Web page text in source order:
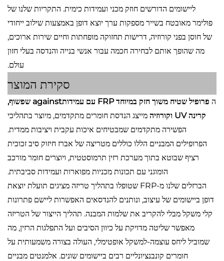
ליישומים הדורשים חוזק מכני ועמידות כימית. התקריות שלנו של
פולימר מאובטח בשייר מספקות ערך יוצא דופן באמצעות שילוב ייחודי
של חוסן בפני קורוזיה, דרישות תחזוקה מופחתות וחיים שירות ארוכים,
מה שהופך אותם לבחירה חכמה עבור אנשי בנייה והנדסה בעלי חזון
עולם.
סקירת המוצר
ה
פרופיל שטיח משוך חזק במיוחד FRP עם עמידותagainst שפשוף,
קרינה UV וקורוזיה
מייצג הנדסת חומרים מתקדמים, מיוצר בתהליכי
הפשירה מתקדמים שמבטיחים איכות עקבית ויציבות ממדית.
הפרופילים המבניים הללו כוללים מטריצה ​​של אברז חיזוק סיב זכוכית
רציף שבוטא בתוך מערכת רזין תרמוסטטית, ויוצרים חומר מורכב
הומוגני עם תכונות מכניות מפוארות ועמידות סביבתית.
הברזלים שלנו מ-FRP שטופלו בתהליך טריזה מציגים תועלת יוצאת
דופן ביישומים של עיצוב, ונותנים להנדסאים האפשרות ליישם פתרונות
קלי משקל מבלי להקריב את שלמות המבנה. תהליך הייצור של הטריזה
מאפשר שליטה מדויקת על כיוון הסיבים ועל התפלגות הרזין, מה
שמוביל ליחס עוצמה-למשקל אופטימלי, העולה בצורה משמעותית על
חומרים קונבנציונליים רבים ביישומים שונים. אלמנטים מבניים